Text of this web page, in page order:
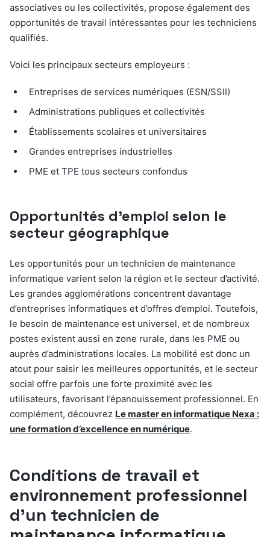
associatives ou les collectivités, propose également des
opportunités de travail intéressantes pour les techniciens
qualifiés.
Voici les principaux secteurs employeurs :
Entreprises de services numériques (ESN/SSII)
Administrations publiques et collectivités
Établissements scolaires et universitaires
Grandes entreprises industrielles
PME et TPE tous secteurs confondus
Opportunités d’emploi selon le
secteur géographique
Les opportunités pour un technicien de maintenance
informatique varient selon la région et le secteur d’activité.
Les grandes agglomérations concentrent davantage
d’entreprises informatiques et d’offres d’emploi. Toutefois,
le besoin de maintenance est universel, et de nombreux
postes existent aussi en zone rurale, dans les PME ou
auprès d’administrations locales. La mobilité est donc un
atout pour saisir les meilleures opportunités, et le secteur
social offre parfois une forte proximité avec les
utilisateurs, favorisant l’épanouissement professionnel. En
complément, découvrez Le master en informatique Nexa :
une formation d’excellence en numérique.
Conditions de travail et
environnement professionnel
d’un technicien de